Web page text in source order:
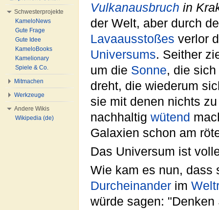
Vulkanausbruch in
der Welt, aber durch
Lavaausstoßes verlor
Universums. Seither
um die Sonne, die
dreht, die wiederum
sie mit denen nichts
nachhaltig wütend
Galaxien schon am
Das Universum ist
Wie kam es nun, dass
Durcheinander im
würde sagen:
Schwesterprojekte
KameloNews
Gute Frage
Gute Idee
KameloBooks
Kamelionary
Spiele & Co.
Mitmachen
Werkzeuge
Andere Wikis
Wikipedia (de)